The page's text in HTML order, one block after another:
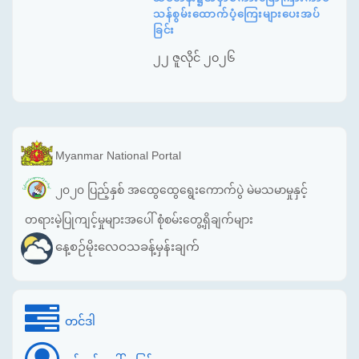
သန်စွမ်းထောက်ပံ့ကြေးများပေးအပ်
ခြင်း
၂၂ ဇူလိုင် ၂၀၂၆
Myanmar National Portal
၂၀၂၀ ပြည့်နှစ် အထွေထွေရွေးကောက်ပွဲ မဲမသမာမှုနှင့်
တရားမဲ့ပြုကျင့်မှုများအပေါ် စုံစမ်းတွေ့ရှိချက်များ
နေ့စဉ်မိုးလေဝသခန့်မှန်းချက်
တင်ဒါ